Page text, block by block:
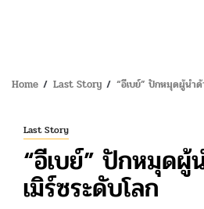
Home Last Story “อีเบย์” ปักหมุดผู้นำ
Last Story
“อีเบย์” ปักหมุดผู้
เมิร์ซระดับโลก